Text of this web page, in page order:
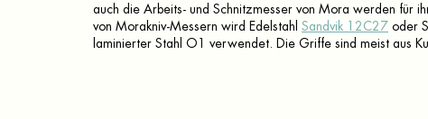
auch die Arbeits- und Schnitzmesser von Mora werden für
von Morakniv-Messern wird Edelstahl Sandvik 12C27 oder
laminierter Stahl O1 verwendet. Die Griffe sind meist aus